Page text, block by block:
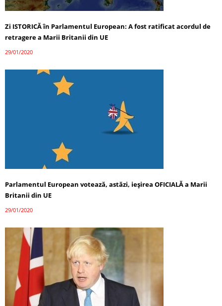
Zi ISTORICĂ în Parlamentul European: A fost ratificat acordul de
retragere a Marii Britanii din UE
29/01/2020
Parlamentul European votează, astăzi, ieșirea OFICIALĂ a Marii
Britanii din UE
29/01/2020